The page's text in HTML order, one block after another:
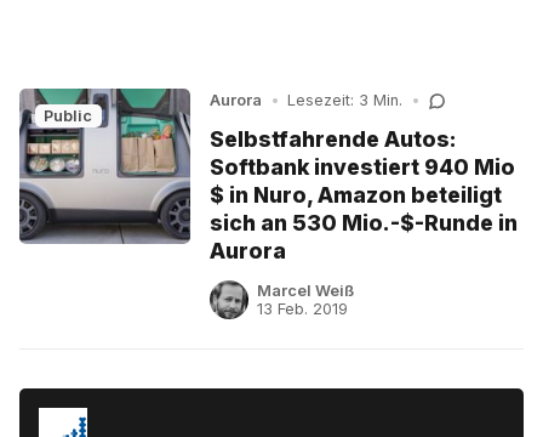
Public
Aurora • Lesezeit: 3 Min. •
Selbstfahrende Autos:
Softbank investiert 940 Mio
$ in Nuro, Amazon beteiligt
sich an 530 Mio.-$-Runde in
Aurora
Marcel Weiß
13 Feb. 2019